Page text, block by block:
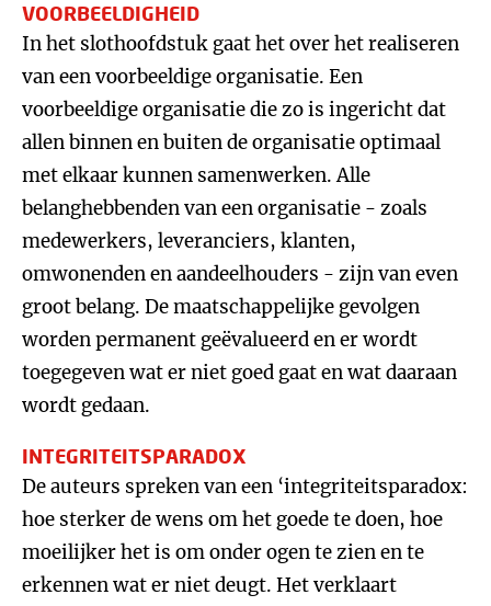
VOORBEELDIGHEID
In het slothoofdstuk gaat het over het realiseren
van een voorbeeldige organisatie. Een
voorbeeldige organisatie die zo is ingericht dat
allen binnen en buiten de organisatie optimaal
met elkaar kunnen samenwerken. Alle
belanghebbenden van een organisatie - zoals
medewerkers, leveranciers, klanten,
omwonenden en aandeelhouders - zijn van even
groot belang. De maatschappelijke gevolgen
worden permanent geëvalueerd en er wordt
toegegeven wat er niet goed gaat en wat daaraan
wordt gedaan.
INTEGRITEITSPARADOX
De auteurs spreken van een ‘integriteitsparadox:
hoe sterker de wens om het goede te doen, hoe
moeilijker het is om onder ogen te zien en te
erkennen wat er niet deugt. Het verklaart